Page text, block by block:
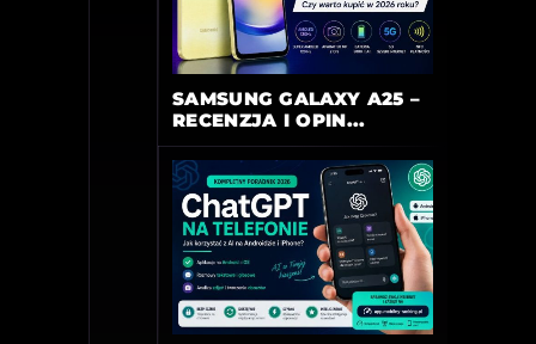
SAMSUNG GALAXY A25 –
RECENZJA I OPIN...